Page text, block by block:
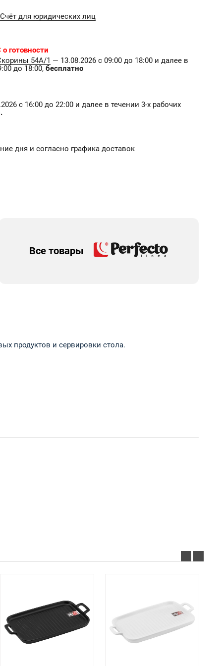
Счёт для юридических лиц
готовности
54А/1 — 13.08.2026 с 09:00 до 18:00 и далее в
до 18:00, бесплатно
с 16:00 до 22:00 и далее в течении 3-х рабочих
дня и согласно графика доставок
Все товары
продуктов и сервировки стола.